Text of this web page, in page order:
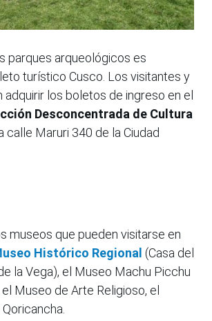
parques arqueológicos es
turístico Cusco. Los visitantes y
los boletos de ingreso en el
Desconcentrada de Cultura
calle Maruri 340 de la Ciudad
museos que pueden visitarse en
Histórico Regional (Casa del
la Vega), el Museo Machu Picchu
el Museo de Arte Religioso, el